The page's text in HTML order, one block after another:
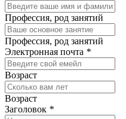
Профессия, род занятий
Профессия, род занятий
Электронная почта *
Возраст
Возраст
Заголовок *